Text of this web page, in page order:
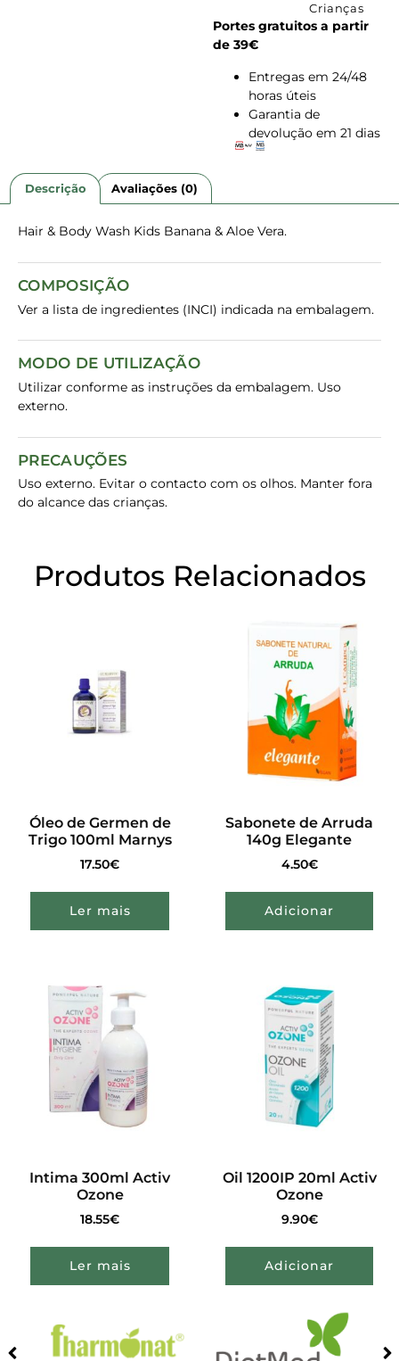
Crianças
Portes gratuitos a partir
de 39€
Entregas em 24/48
horas úteis
Garantia de
devolução em 21 dias
Descrição Avaliações (0)
Hair & Body Wash Kids Banana & Aloe Vera.
COMPOSIÇÃO
Ver a lista de ingredientes (INCI) indicada na embalagem.
MODO DE UTILIZAÇÃO
Utilizar conforme as instruções da embalagem. Uso
externo.
PRECAUÇÕES
Uso externo. Evitar o contacto com os olhos. Manter fora
do alcance das crianças.
Produtos Relacionados
Óleo de Germen de
Trigo 100ml Marnys
17.50€
Ler mais
Sabonete de Arruda
140g Elegante
4.50€
Adicionar
Intima 300ml Activ
Ozone
18.55€
Ler mais
Oil 1200IP 20ml Activ
Ozone
9.90€
Adicionar